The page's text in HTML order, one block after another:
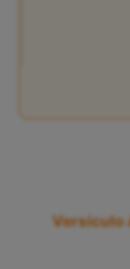
Versículo